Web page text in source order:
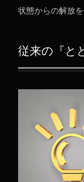
状態からの解放を
従来の『と